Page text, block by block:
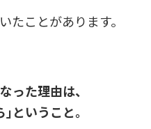
たことがあります。
った理由は、
ということ。